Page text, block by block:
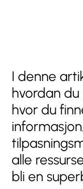
I denne
hvordan
hvor du
alle
bli en